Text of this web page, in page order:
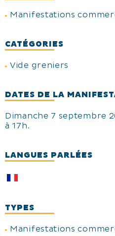
Manifestations
CATÉGORIES
Vide greniers
DATES DE LA
Dimanche 7 septembre
à 17h.
LANGUES PARLÉES
TYPES
Manifestations